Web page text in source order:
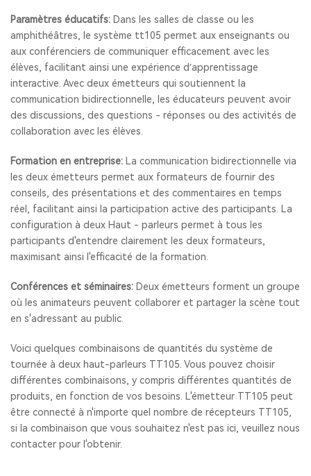
Paramètres éducatifs: Dans les salles de classe ou les
amphithéâtres, le système tt105 permet aux enseignants ou
aux conférenciers de communiquer efficacement avec les
élèves, facilitant ainsi une expérience d’apprentissage
interactive. Avec deux émetteurs qui soutiennent la
communication bidirectionnelle, les éducateurs peuvent avoir
des discussions, des questions - réponses ou des activités de
collaboration avec les élèves.
Formation en entreprise: La communication bidirectionnelle via
les deux émetteurs permet aux formateurs de fournir des
conseils, des présentations et des commentaires en temps
réel, facilitant ainsi la participation active des participants. La
configuration à deux Haut - parleurs permet à tous les
participants d'entendre clairement les deux formateurs,
maximisant ainsi l'efficacité de la formation.
Conférences et séminaires: Deux émetteurs forment un groupe
où les animateurs peuvent collaborer et partager la scène tout
en s'adressant au public.
Voici quelques combinaisons de quantités du système de
tournée à deux haut-parleurs TT105. Vous pouvez choisir
différentes combinaisons, y compris différentes quantités de
produits, en fonction de vos besoins. L'émetteur TT105 peut
être connecté à n'importe quel nombre de récepteurs TT105,
si la combinaison que vous souhaitez n'est pas ici, veuillez nous
contacter pour l'obtenir.